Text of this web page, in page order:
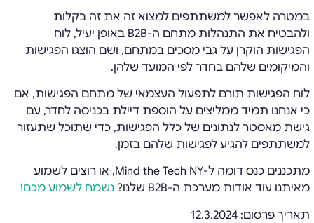
במטרה לאפשר למשתתפים למצוא זה את זה בקלות
ולהבטיח את התנהלות מתחם ה-B2B באופן יעיל, לוח
הפגישות הוקרן על גבי מסכים במתחם, ושם הוצגו הפגישות
והמיקומים שלהם בחדר לפי המועד שלהן.
לוח הפגישות תורם לתפעול העצמאי של מתחם הפגישות, אם
כי אנחנו תמיד ממליצים על הוספת דיילת בכניסה לחדר, עם
גישת מאסטר לנתונים של כלל הפגישות, כדי שתוכל שתעזור
למשתתפים להגיע לפגישות שלהם בזמן.
מתכננים כנס דומה ל-Mind the Tech NY, או רוצים לשמוע
מאיתנו עוד אודות מערכת ה-B2B שלנו?
נשמח לשמוע מכם!
תאריך פרסום: 12.3.2024